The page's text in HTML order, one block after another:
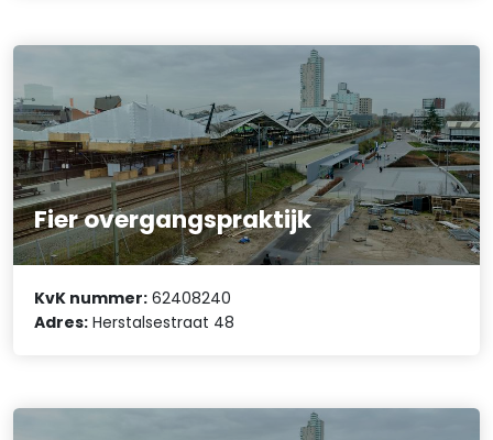
Fier overgangspraktijk
KvK nummer: 62408240
Adres: Herstalsestraat 48